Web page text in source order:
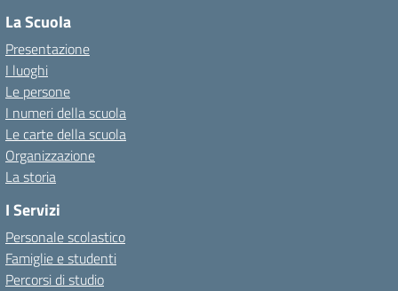
La Scuola
Presentazione
I luoghi
Le persone
I numeri della scuola
Le carte della scuola
Organizzazione
La storia
I Servizi
Personale scolastico
Famiglie e studenti
Percorsi di studio